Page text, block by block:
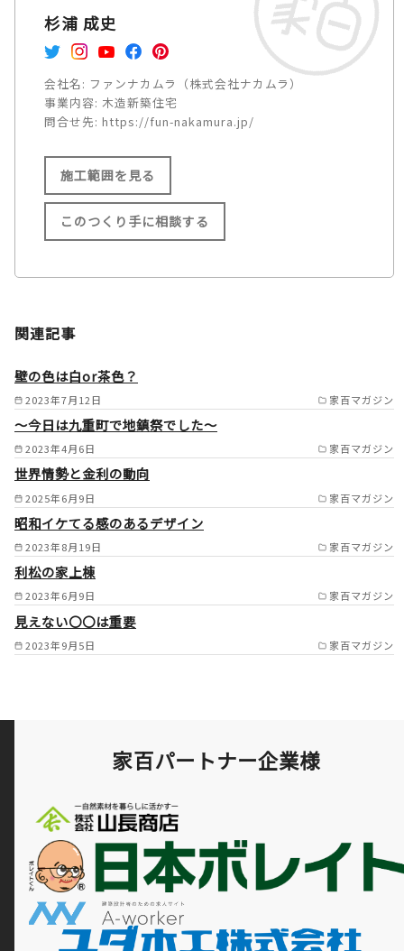
杉浦 成史
会社名: ファンナカムラ（株式会社ナカムラ）
事業内容: 木造新築住宅
問合せ先: https://fun-nakamura.jp/
施工範囲を見る
施工範囲
陽市/枚方市/高槻市/京田辺市/
面市/豊中市/東大阪市/西宮市/
尼崎市大津市/草津市/栗東市守
山市 /
このつくり手に相談する
関連記事
2023年7月12日 家百マガジン
壁の色は白or茶色？
2023年4月6日 家百マガジン
～今日は九重町で地鎮祭でした～
2025年6月9日 家百マガジン
世界情勢と金利の動向
2023年8月19日 家百マガジン
昭和イケてる感のあるデザイン
2023年6月9日 家百マガジン
利松の家上棟
2023年9月5日 家百マガジン
見えない〇〇は重要
家百パートナー企業様